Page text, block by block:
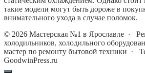
такие модели могут быть дороже в
внимательного ухода в случае поломок.
© 2026 Мастерская №1 в Ярославле ·
холодильников, холодильного
мастер по ремонту бытовой техники ·
GoodwinPress.ru